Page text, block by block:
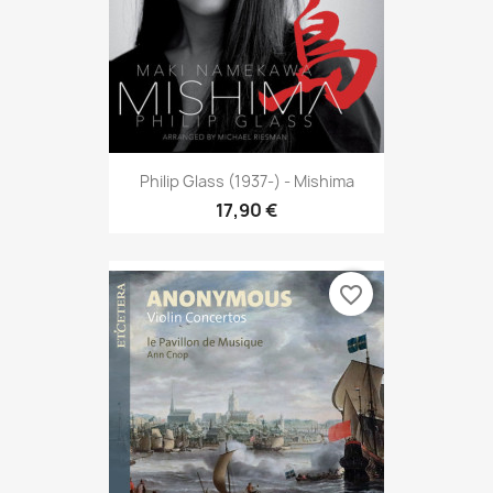
Philip Glass (1937-) - Mishima
17,90 €
favorite_border